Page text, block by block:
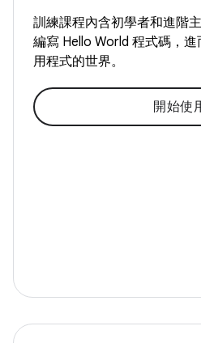
訓練課程內含初學者和進階
編寫 Hello World 程式碼，
用程式的世界。
開始使